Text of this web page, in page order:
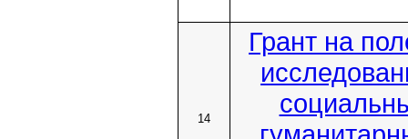
14
Грант на